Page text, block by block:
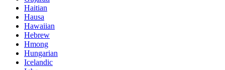
Haitian
Hausa
Hawaiian
Hebrew
Hmong
Hungarian
Icelandic